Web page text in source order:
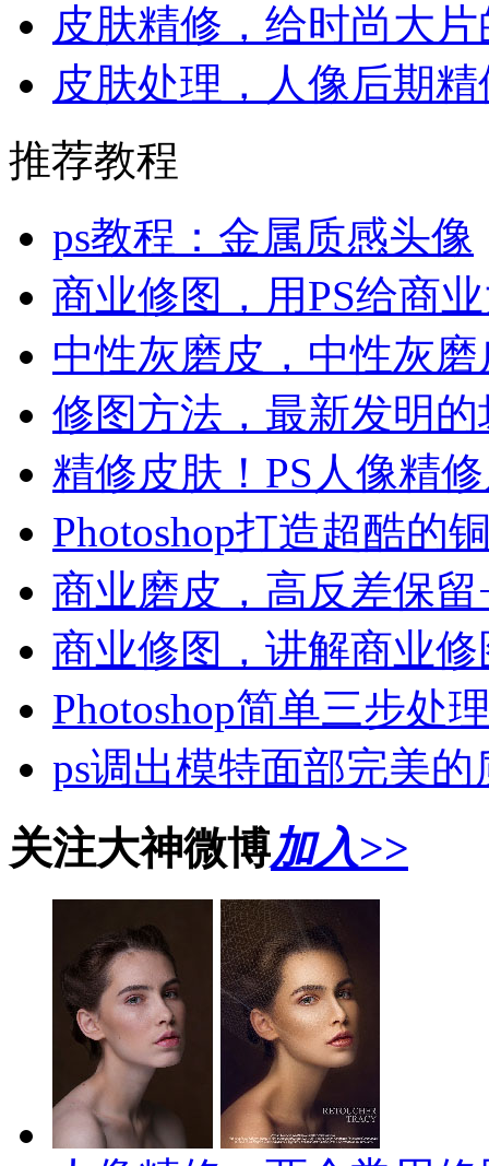
皮肤精修，给时尚大
皮肤处理，人像后期
推荐教程
ps教程：金属质感头像
商业修图，用PS给商
中性灰磨皮，中性灰
修图方法，最新发明
精修皮肤！PS人像精
Photoshop打造超酷的
商业磨皮，高反差保
商业修图，讲解商业
Photoshop简单三步处
ps调出模特面部完美的
关注大神微博加入>>